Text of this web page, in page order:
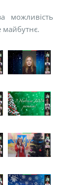
можливість
майбутнє.